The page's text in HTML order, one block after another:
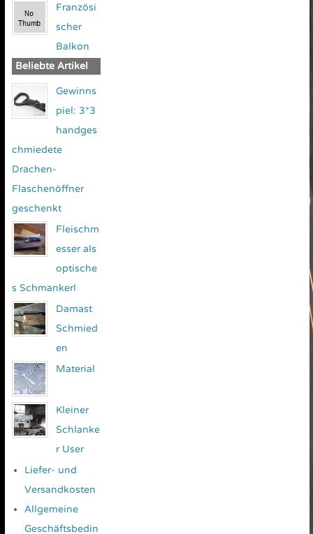
Französi
scher
Balkon
Beliebte Artikel
Gewinns
piel: 3*3
handges
chmiedete
Drachen-
Flaschenöffner
geschenkt
Fleischm
esser als
optische
s Schmankerl
Damast
Schmied
en
Material
Kleiner
Schlanke
r User
Liefer- und
Versandkosten
Allgemeine
Geschäftsbedin